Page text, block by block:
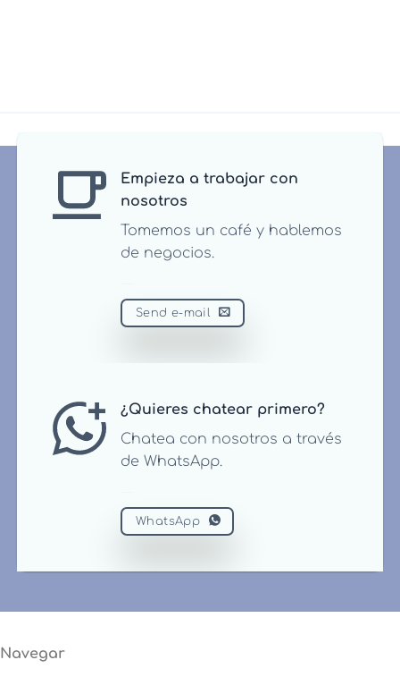
Empieza a trabajar con
nosotros
Tomemos un café y hablemos
de negocios.
Send e-mail
¿Quieres chatear primero?
Chatea con nosotros a través
de WhatsApp.
WhatsApp
Navegar